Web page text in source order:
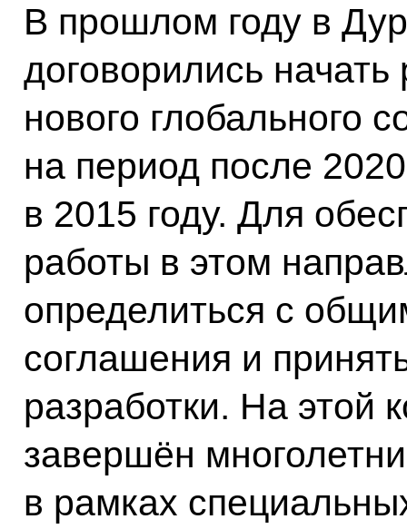
В прошлом году в
договорились начать
нового глобального
на период после
в 2015 году. Для
работы в этом
определиться с
соглашения и
разработки. На этой
завершён
в рамках